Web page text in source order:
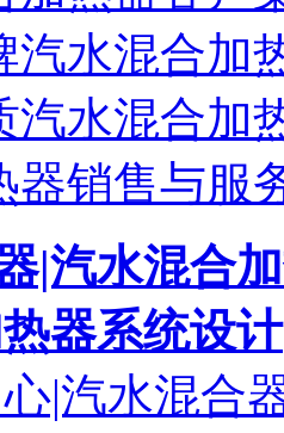
汽水混合加
汽水混合加
器销售与服
|汽水混合
器系统设计
|汽水混合